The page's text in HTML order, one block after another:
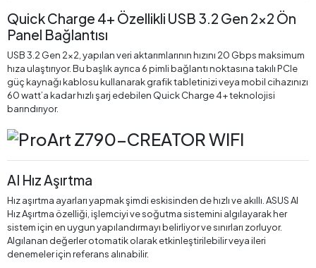
Quick Charge 4+ Özellikli USB 3.2 Gen 2x2 Ön
Panel Bağlantısı
USB 3.2 Gen 2x2, yapılan veri aktarımlarının hızını 20 Gbps maksimum
hıza ulaştırıyor. Bu başlık ayrıca 6 pimli bağlantı noktasına takılı PCIe
güç kaynağı kablosu kullanarak grafik tabletinizi veya mobil cihazınızı
60 watt’a kadar hızlı şarj edebilen Quick Charge 4+ teknolojisi
barındırıyor.
AI Hız Aşırtma
Hız aşırtma ayarları yapmak şimdi eskisinden de hızlı ve akıllı. ASUS AI
Hız Aşırtma özelliği, işlemciyi ve soğutma sistemini algılayarak her
sistem için en uygun yapılandırmayı belirliyor ve sınırları zorluyor.
Algılanan değerler otomatik olarak etkinleştirilebilir veya ileri
denemeler için referans alınabilir.